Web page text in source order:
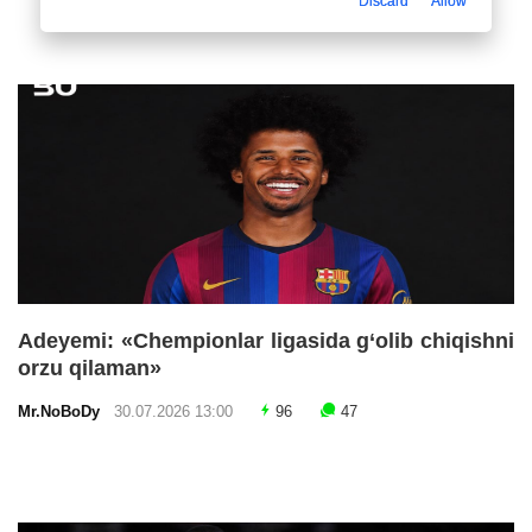
Adeyemi: «Chempionlar ligasida g‘olib chiqishni
orzu qilaman»
Mr.NoBoDy 30.07.2026 13:00 96 47